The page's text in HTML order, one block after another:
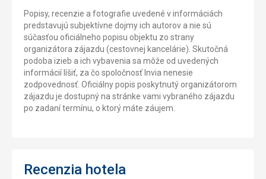
Popisy, recenzie a fotografie uvedené v informáciách
predstavujú subjektívne dojmy ich autorov a nie sú
súčasťou oficiálneho popisu objektu zo strany
organizátora zájazdu (cestovnej kancelárie). Skutočná
podoba izieb a ich vybavenia sa môže od uvedených
informácií líšiť, za čo spoločnosť Invia nenesie
zodpovednosť. Oficiálny popis poskytnutý organizátorom
zájazdu je dostupný na stránke vami vybraného zájazdu
po zadaní termínu, o ktorý máte záujem.
Recenzia hotela